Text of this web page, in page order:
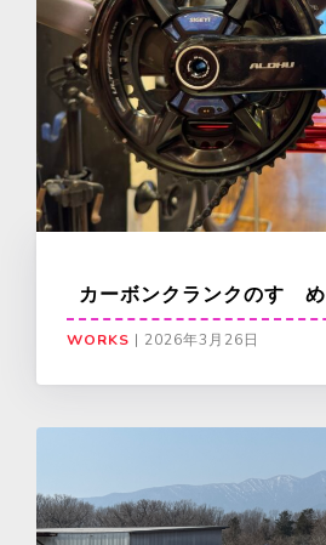
カーボンクランクのすゝめ
WORKS | 2026年3月26日